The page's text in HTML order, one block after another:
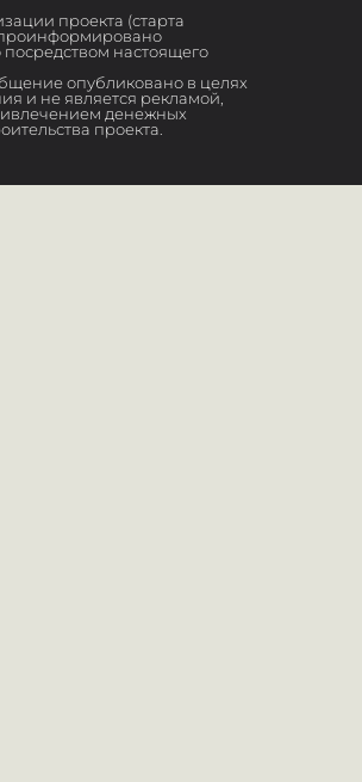
проекта (старта
настоящего
опубликовано в целях
и не является рекламой,
денежных
проекта.